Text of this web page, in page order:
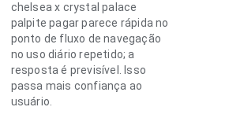
chelsea x crystal palace
palpite pagar parece rápida no
ponto de fluxo de navegação
no uso diário repetido; a
resposta é previsível. Isso
passa mais confiança ao
usuário.